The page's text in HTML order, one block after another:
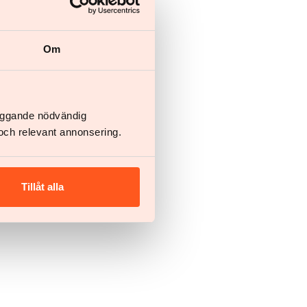
Om
nödvändig
relevant annonsering.
Tillåt alla